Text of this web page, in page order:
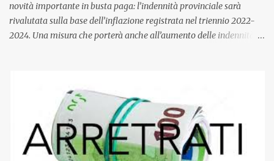
novità importante in busta paga: l’indennità provinciale sarà
rivalutata sulla base dell’inflazione registrata nel triennio 2022-
2024. Una misura che porterà anche all’aumento delle indennità di
dedicato alle donne vittime di violenza di genere, in linea con la
normativa nazionale e con l’obiettivo di offrire maggiore tutela e
supporto in situazioni delicate. L’indennità provinciale per i docenti
è un unicum in Italia: si tratta di una misura esclusiva della
Provincia autonoma di Bolzano, che integra in maniera stabile lo